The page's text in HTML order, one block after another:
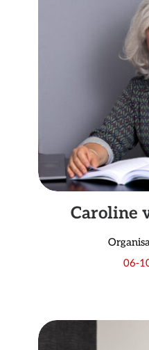
Caroline
06-